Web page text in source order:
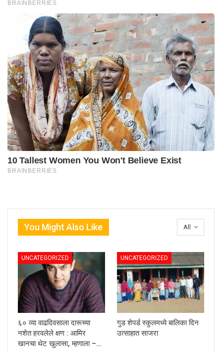
All
You Might Also Like
UNCATEGORIZED
६० व्या वाढदिवसाला दारूच्या
नशेत हरवलेले क्षण : आमिर
खानचा थेट खुलासा, म्हणाला –…
UNCATEGORIZED
गुड शेपर्ड स्कुलमध्ये बालिका दिन
उत्साहात साजरा